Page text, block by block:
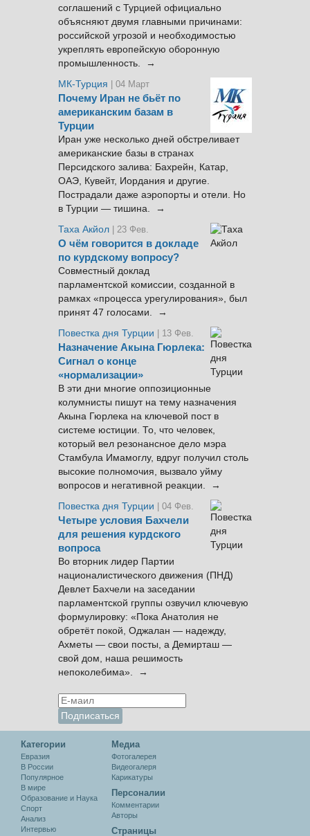
соглашений с Турцией официально
объясняют двумя главными причинами:
российской угрозой и необходимостью
укреплять европейскую оборонную
промышленность. →
МК-Турция
| 04 Март
Почему Иран не бьёт по
американским базам в
Турции
Иран уже несколько дней обстреливает
американские базы в странах
Персидского залива: Бахрейн, Катар,
ОАЭ, Кувейт, Иордания и другие.
Пострадали даже аэропорты и отели. Но
в Турции — тишина. →
Таха Акйол | 23 Фев.
О чём говорится в докладе
по курдскому вопросу?
Совместный доклад
парламентской комиссии, созданной в
рамках «процесса урегулирования», был
принят 47 голосами. →
Повестка дня Турции
| 13 Фев.
Назначение Акына Гюрлека:
Сигнал о конце
«нормализации»
В эти дни многие оппозиционные
колумнисты пишут на тему назначения
Акына Гюрлека на ключевой пост в
системе юстиции. То, что человек,
который вел резонансное дело мэра
Стамбула Имамоглу, вдруг получил столь
высокие полномочия, вызвало уйму
вопросов и негативной реакции. →
Повестка дня Турции
| 04 Фев.
Четыре условия Бахчели
для решения курдского
вопроса
Во вторник лидер Партии
националистического движения (ПНД)
Девлет Бахчели на заседании
парламентской группы озвучил ключевую
формулировку: «Пока Анатолия не
обретёт покой, Оджалан — надежду,
Ахметы — свои посты, а Демирташ —
свой дом, наша решимость
непоколебима». →
Категории
Евразия
В России
Популярное
В мире
Образование и Наука
Спорт
Анализ
Интервью
Медиа
Фотогалерея
Видеогалеря
Карикатуры
Персоналии
Комментарии
Авторы
Cтраницы